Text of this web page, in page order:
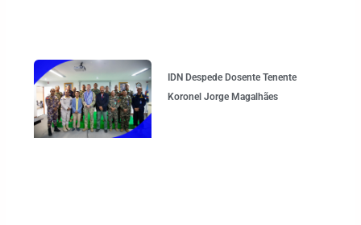
IDN Despede Dosente Tenente
Koronel Jorge Magalhães